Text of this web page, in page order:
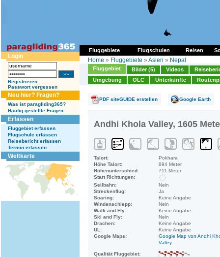
Fluggebiete Flugschulen Reisen
Login
Registrieren
Passwort vergessen
Neu hier? Fragen?
Was ist paragliding365?
Häufig gestellte Fragen
Erfassen
Fluggebiet erfassen
Flugschule erfassen
Reisebericht erfassen
Termin erfassen
Weltkarte
Home » Fluggebiete » Asien » Nepal
Fluggebiet Bilder (5) Videos
Umgebung
OLC Unterkünfte
PDF siteGUIDE erstellen Google Earth
Andhi Khola Valley, 1605
Talort:
Pokhara
Höhe Talort:
894 Meter
Höhenunterschied:
711 Meter
Start Richtungen:
Seilbahn:
Nein
Streckenflug:
Ja
Soaring:
Keine Angabe
Windenschlepp:
Nein
Walk and Fly:
Keine Angabe
Ski and Fly:
Nein
Drachen:
Keine Angabe
UL:
Keine Angabe
Google Maps:
Google Map von Andhi
Valley
Qualität Fluggebiet: